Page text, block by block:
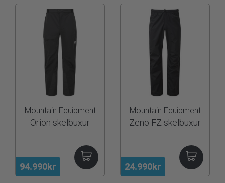
94.990kr
Mountain Equipment
Orion skelbuxur
24.990kr
Mountain Equipment
Zeno FZ skelbuxur